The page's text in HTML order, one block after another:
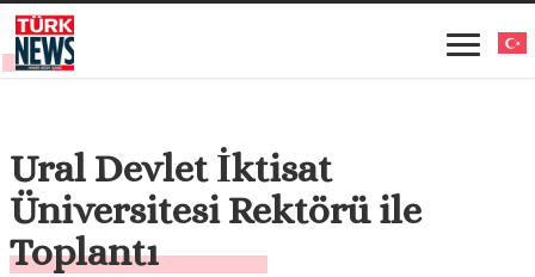
Ural Devlet İktisat
Üniversitesi Rektörü ile
Toplantı